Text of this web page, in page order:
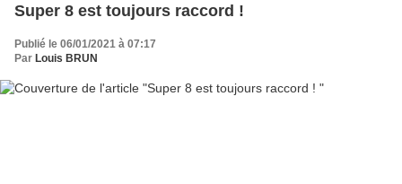
Super 8 est toujours raccord !
Publié le 06/01/2021 à 07:17
Par Louis BRUN